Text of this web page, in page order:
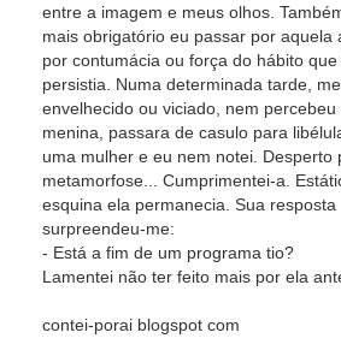
entre a imagem e meus olhos.
mais obrigatório eu passar por aquela
por contumácia ou força do hábito
persistia. Numa determinada tarde,
envelhecido ou viciado, nem
menina, passara de casulo para
uma mulher e eu nem notei. Desperto
metamorfose... Cumprimentei-a.
esquina ela permanecia. Sua resposta
surpreendeu-me:
- Está a fim de um programa tio?
Lamentei não ter feito mais por ela
contei-porai blogspot com